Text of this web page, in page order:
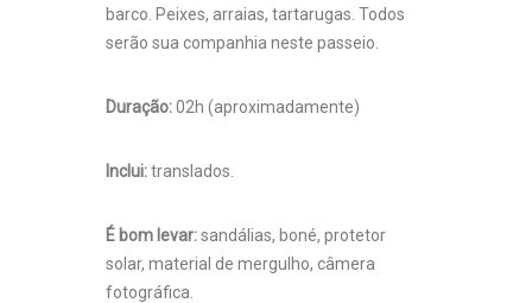
barco. Peixes, arraias, tartarugas. Todos
serão sua companhia neste passeio.
Duração:02h (aproximadamente)
Inclui:translados.
É bom levar:sandálias, boné, protetor
solar, material de mergulho, câmera
fotográfica.